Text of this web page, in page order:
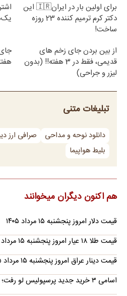
برای اولین بار در ایران🇮🇷 این
دکتر کرم ترمیم کننده 23 روزه
ساخت!
از بین بردن جای زخم های
قدیمی، فقط در 3 هفته!! (بدون
لیزر و جراحی)
تبلیغات متنی
دانلود نوحه و مداحی صرافی ارز
بلیط هواپیما
هم اکنون دیگران میخوانند
قیمت دلار امروز پنجشنبه ۱۵ مرداد ۱۴۰۵
قیمت طلا ۱۸ عیار امروز پنجشنبه ۱۵ مرداد ۱۴۰۵
قیمت دینار عراق امروز پنجشنبه ۱۵ مرداد ۱۴۰۵
اسامی ۳ خرید جدید پرسپولیس لو رفت؛ امضا تا چند روز دیگر